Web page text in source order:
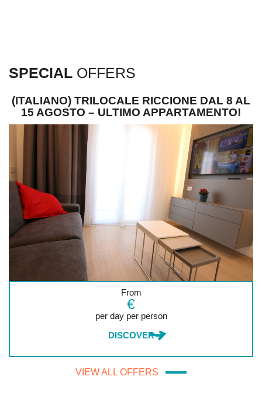
SPECIAL OFFERS
(ITALIANO) TRILOCALE RICCIONE DAL 8 AL
15 AGOSTO – ULTIMO APPARTAMENTO!
From
€
per day per person
DISCOVER
VIEW ALL OFFERS